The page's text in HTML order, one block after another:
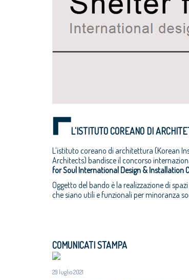
L'ISTITUTO COREANO DI
L’istituto coreano di architettura (Korean
Architects) bandisce il concorso
for Soul International Design & Installation
Oggetto del bando è la realizzazione di
che siano utili e funzionali per minoranza
COMUNICATI STAMPA
29 luglio 2021